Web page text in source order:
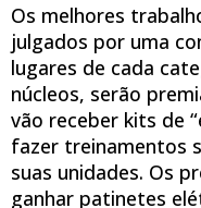
Os melhores
julgados por uma
lugares de cada
núcleos, serão
vão receber kits de
fazer treinamentos
suas unidades. Os
ganhar patinetes